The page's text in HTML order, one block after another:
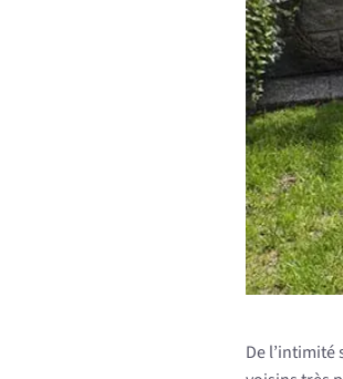
De l’intimité